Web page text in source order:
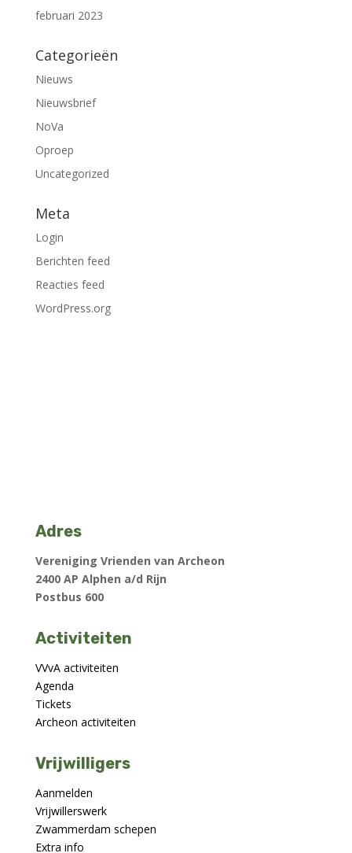
februari 2023
Categorieën
Nieuws
Nieuwsbrief
NoVa
Oproep
Uncategorized
Meta
Login
Berichten feed
Reacties feed
WordPress.org
Adres
Vereniging Vrienden van Archeon
2400 AP Alphen a/d Rijn
Postbus 600
Activiteiten
VVvA activiteiten
Agenda
Tickets
Archeon activiteiten
Vrijwilligers
Aanmelden
Vrijwillerswerk
Zwammerdam schepen
Extra info